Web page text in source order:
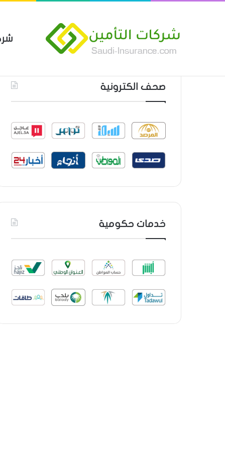
أحدث المواضيع بوليصة التأمين العام من شركة
صحف الكترونية
خدمات حكومية